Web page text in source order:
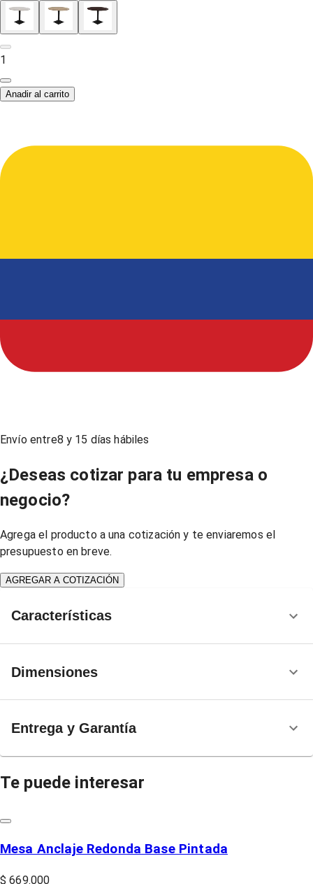
1
Anadir al carrito
Envío entre8 y 15 días hábiles
¿Deseas cotizar para tu empresa o
negocio?
Agrega el producto a una cotización y te enviaremos el
presupuesto en breve.
AGREGAR A COTIZACIÓN
Características
Dimensiones
Entrega y Garantía
Te puede interesar
Mesa Anclaje Redonda Base Pintada
$ 669.000